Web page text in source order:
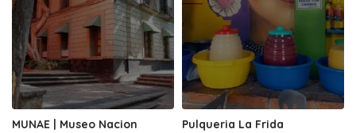
MUNAE | Museo Nacion Pulqueria La Frida